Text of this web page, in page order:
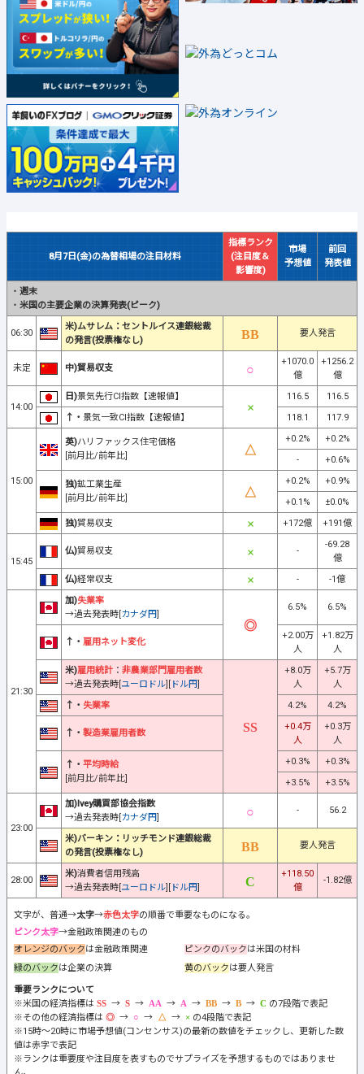
8月7日(金)の為替相場の注目材料
指標ランク
(注目度＆
影響度)
市場
予想値
前回
発表値
・ 週末
・ 米国の主要企業の決算発表(ピーク)
06:30
米)ムサレム：セントルイス連銀総裁
の発言(投票権なし)
要人発言
未定 中)貿易収支
+1070.0
億
+1256.2
億
14:00
日)景気先行CI指数【速報値】 116.5
116.5
↑・ 景気一致CI指数【速報値】 118.1 117.9
15:00
英)ハリファックス住宅価格
[前月比/前年比]
+0.2%
+0.2%
-
+0.6%
独)鉱工業生産
[前月比/前年比]
+0.2%
+0.9%
+0.1%
±0.0%
独)貿易収支 +172億 +191億
15:45
仏)貿易収支 -
-69.28
億
仏)経常収支 - -1億
21:30
加)失業率
→過去発表時[カナダ円]
6.5% 6.5%
↑・ 雇用ネット変化
+2.00万
人
+1.82万
人
米)雇用統計 ： 非農業部門雇用者数
→過去発表時[ユーロドル][ ドル円]
+8.0万
人
+5.7万
人
↑・ 失業率 4.2% 4.2%
↑・ 製造業雇用者数
+0.4万
人
+0.3万
人
↑・ 平均時給
[前月比/前年比]
+0.3%
+0.3%
+3.5%
+3.5%
23:00
加)Ivey購買部協会指数
→過去発表時[カナダ円]
- 56.2
米)バーキン：リッチモンド連銀総裁
の発言(投票権なし)
要人発言
28:00
米)消費者信用残高
→過去発表時[ユーロドル][ ドル円]
+118.50
億
-1.82億
文字が、普通→太字→赤色太字の順番で重要なものになる。
ピンク太字→金融政策関連のもの
オレンジのバックは金融政策関連 ピンクのバックは米国の材料
緑のバックは企業の決算 黄のバックは要人発言
重要ランクについて
※米国の経済指標は
→ → → → → →
の7段階で表記
※その他の経済指標は
→ → →
の4段階で表記
※15時～20時に市場予想値(コンセンサス)の最新の数値をチェックし、更新した数
値は赤字で表記
※ランクは重要度や注目度を表すものでサプライズを予想するものではありませ